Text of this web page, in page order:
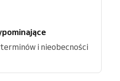
i nieobecności